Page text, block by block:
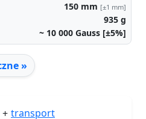
150 mm [±1 mm]
935 g
~ 10 000 Gauss [±5%]
»
+ transport